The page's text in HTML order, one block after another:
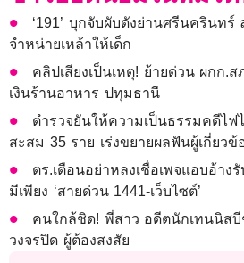
‘191’ บุกจับผับดังย่านศรีนครินทร์
จำหน่ายเหล้าให้เด็ก
คลิปเสียงเป็นเหตุ! ย้ายด่วน ผกก.
เงินร้านอาหาร ปทุมธานี
ตำรวจยันให้ความเป็นธรรมคดีไฟ
สะสม 35 ราย เร่งขยายผลฟันผู้เกี่ยวข้
ตร.เตือนอย่าหลงเชื่อเพจแอบอ้าง
มีเพียง ‘สายด่วน 1441-เว็บไซต์’
คนใกล้ชิด! พี่สาว อดีตนักเทนนิส
วงจรปิด ผู้ต้องสงสัย